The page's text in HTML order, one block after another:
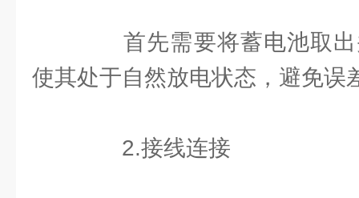
首先需要将蓄电池取出
使其处于自然放电状态，避免误
2.接线连接